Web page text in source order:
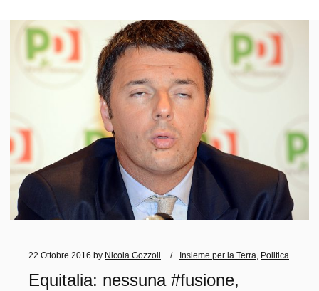
22 Ottobre 2016 by Nicola Gozzoli Insieme per la Terra Politica
Equitalia: nessuna #fusione,